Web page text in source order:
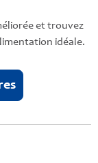
et trouvez
idéale.